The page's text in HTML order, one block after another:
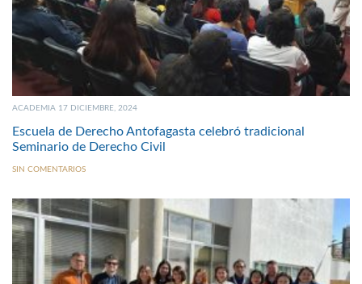
ACADEMIA 17 DICIEMBRE, 2024
Escuela de Derecho Antofagasta celebró tradicional
Seminario de Derecho Civil
SIN COMENTARIOS